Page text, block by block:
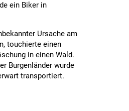
ein Biker in
Ursache am
touchierte einen
in einen Wald.
Burgenländer wurde
transportiert.